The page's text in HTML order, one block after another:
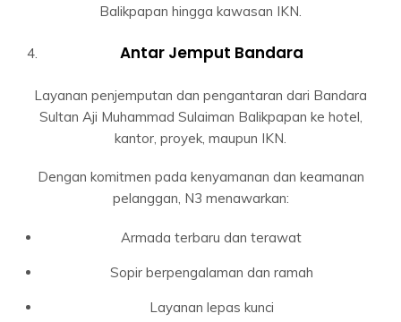
Balikpapan hingga kawasan IKN.
Antar Jemput Bandara
Layanan penjemputan dan pengantaran dari Bandara
Sultan Aji Muhammad Sulaiman Balikpapan ke hotel,
kantor, proyek, maupun IKN.
Dengan komitmen pada kenyamanan dan keamanan
pelanggan, N3 menawarkan:
Armada terbaru dan terawat
Sopir berpengalaman dan ramah
Layanan lepas kunci